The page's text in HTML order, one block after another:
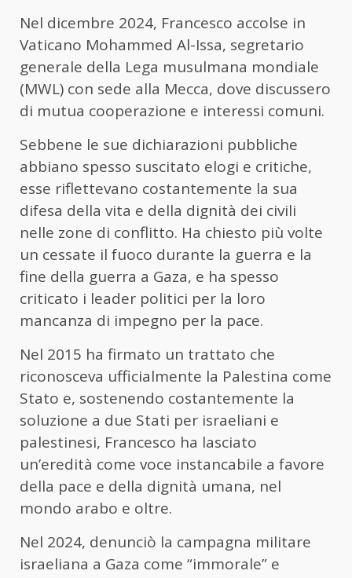
Nel dicembre 2024, Francesco accolse in
Vaticano Mohammed Al-Issa, segretario
generale della Lega musulmana mondiale
(MWL) con sede alla Mecca, dove discussero
di mutua cooperazione e interessi comuni.
Sebbene le sue dichiarazioni pubbliche
abbiano spesso suscitato elogi e critiche,
esse riflettevano costantemente la sua
difesa della vita e della dignità dei civili
nelle zone di conflitto. Ha chiesto più volte
un cessate il fuoco durante la guerra e la
fine della guerra a Gaza, e ha spesso
criticato i leader politici per la loro
mancanza di impegno per la pace.
Nel 2015 ha firmato un trattato che
riconosceva ufficialmente la Palestina come
Stato e, sostenendo costantemente la
soluzione a due Stati per israeliani e
palestinesi, Francesco ha lasciato
un’eredità come voce instancabile a favore
della pace e della dignità umana, nel
mondo arabo e oltre.
Nel 2024, denunciò la campagna militare
israeliana a Gaza come “immorale” e